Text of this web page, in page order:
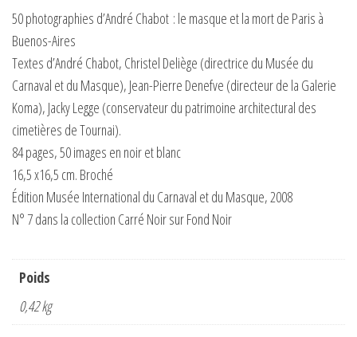
50 photographies d’André Chabot : le masque et la mort de Paris à
Buenos-Aires
Textes d’André Chabot, Christel Deliège (directrice du Musée du
Carnaval et du Masque), Jean-Pierre Denefve (directeur de la Galerie
Koma), Jacky Legge (conservateur du patrimoine architectural des
cimetières de Tournai).
84 pages, 50 images en noir et blanc
16,5 x16,5 cm. Broché
Édition Musée International du Carnaval et du Masque, 2008
N° 7 dans la collection Carré Noir sur Fond Noir
Poids
0,42 kg